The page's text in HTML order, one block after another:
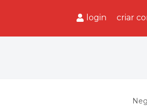
login criar